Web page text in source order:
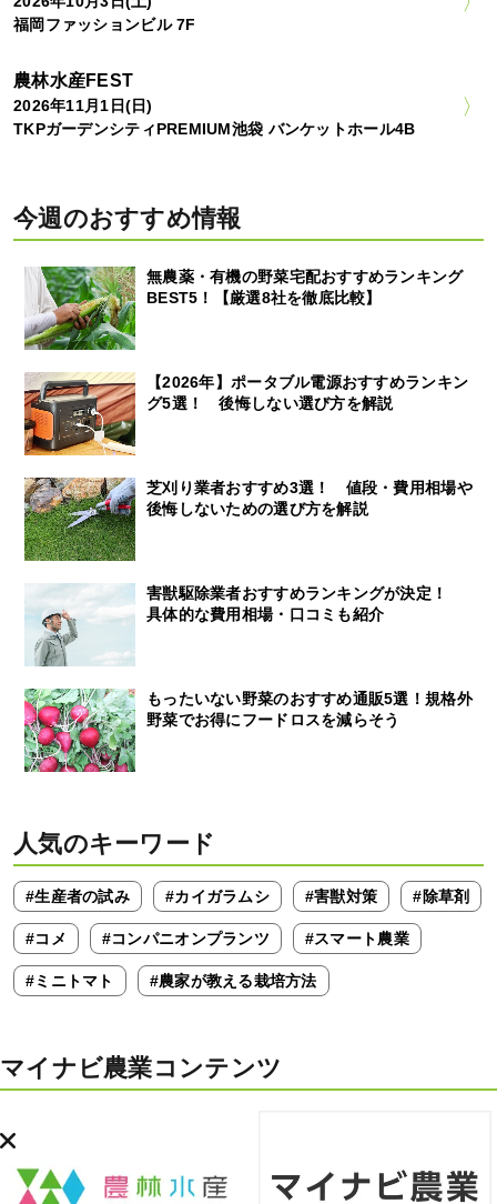
福岡ファッションビル 7F
農林水産FEST
2026年11月1日(日)
TKPガーデンシティPREMIUM池袋 バンケットホール4B
今週のおすすめ情報
無農薬・有機の野菜宅配おすすめランキング
BEST5！【厳選8社を徹底比較】
【2026年】ポータブル電源おすすめランキン
グ5選！ 後悔しない選び方を解説
芝刈り業者おすすめ3選！ 値段・費用相場や
後悔しないための選び方を解説
害獣駆除業者おすすめランキングが決定！
具体的な費用相場・口コミも紹介
もったいない野菜のおすすめ通販5選！規格外
野菜でお得にフードロスを減らそう
人気のキーワード
#生産者の試み #カイガラムシ #害獣対策 #除草剤
#コメ #コンパニオンプランツ #スマート農業
#ミニトマト #農家が教える栽培方法
マイナビ農業コンテンツ